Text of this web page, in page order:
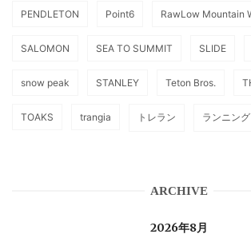
PENDLETON Point6 RawLow Mountain
SALOMON SEA TO SUMMIT SLIDE
snow peak STANLEY Teton Bros.
TOAKS trangia トレラン ランニング
ARCHIVE
2026年8月